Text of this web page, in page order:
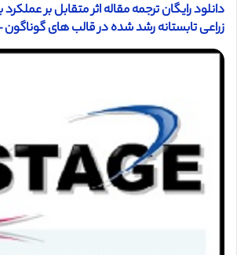
دانلود رایگان ترجمه مقاله اثر متقابل بر
زراعی تابستانه رشد شده در قالب های گوناگون –